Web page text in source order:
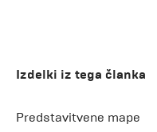
Izdelki iz tega članka
Predstavitvene mape